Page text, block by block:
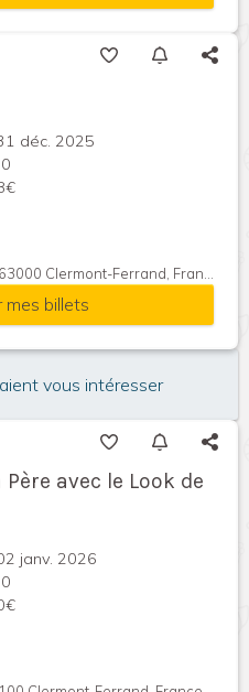
déc. 2025
Clermont-Ferrand, France
mes billets
vous intéresser
avec le Look de
janv. 2026